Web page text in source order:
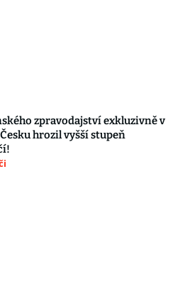
zpravodajství exkluzivně v
hrozil vyšší stupeň